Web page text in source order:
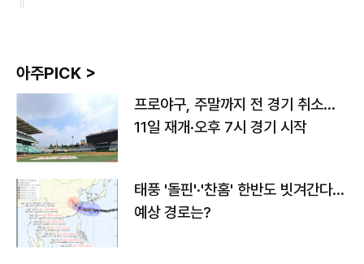
아주PICK >
프로야구, 주말까지 전 경기 취소…
11일 재개·오후 7시 경기 시작
태풍 '돌핀'·'찬홈' 한반도 빗겨간다…
예상 경로는?